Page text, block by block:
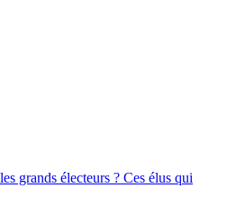
grands électeurs ? Ces élus qui